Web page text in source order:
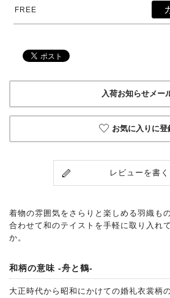
FREE
入荷お知らせメー
お気に入りに登
レビューを書く
着物の雰囲気をさらりと楽しめる羽織も
合わせて和のテイストを手軽に取り入れ
か。
和柄の意味 -舟と鶴-
大正時代から昭和にかけての婚礼衣裳柄